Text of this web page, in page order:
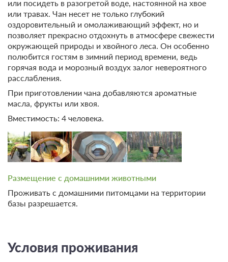
Дом «Amour House»
Подробнее
Двухэтажный просторный дом №5 «Amour House», создан для
особенных моментов
125м2
Одна кровать King-size
x2 Две диван-кровати
x2 Два раскладных кресла
Телевизор
Ванная комната в номере
2 гостя
В стоимость входит:
Стандартный тариф, Без питания
после 16 августа 2026 00:00 оплата не возвращается
руб сейчас и 3150 руб до 13.08.2026, 16:00
2 гостя
или посидеть в разогретой воде, настоянной на хвое
или травах. Чан несет не только глубокий
оздоровительный и омолаживающий эффект, но и
позволяет прекрасно отдохнуть в атмосфере свежести
окружающей природы и хвойного леса. Он особенно
полюбится гостям в зимний период времени, ведь
горячая вода и морозный воздух залог невероятного
расслабления.
При приготовлении чана добавляются ароматные
масла, фрукты или хвоя.
Вместимость: 4 человека.
Размещение с домашними животными
Проживать с домашними питомцами на территории
базы разрешается.
Условия проживания